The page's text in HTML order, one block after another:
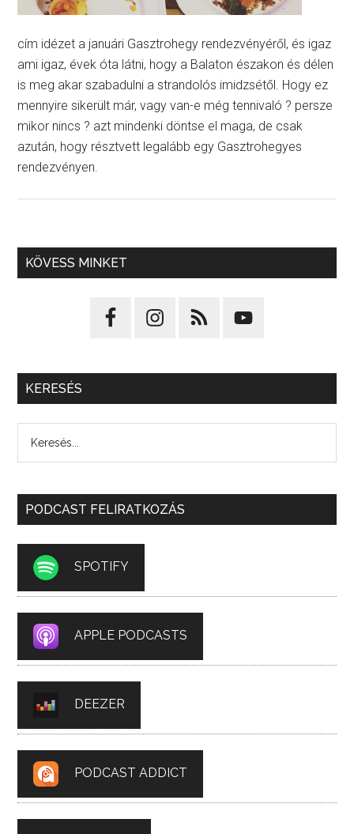
cím idézet a januári Gasztrohegy rendezvényéről, és igaz
ami igaz, évek óta látni, hogy a Balaton északon és délen
is meg akar szabadulni a strandolós imidzsétől. Hogy ez
mennyire sikerült már, vagy van-e még tennivaló ? persze
mikor nincs ? azt mindenki döntse el maga, de csak
azután, hogy résztvett legalább egy Gasztrohegyes
rendezvényen.
KÖVESS MINKET
KERESÉS
PODCAST FELIRATKOZÁS
SPOTIFY
APPLE PODCASTS
DEEZER
PODCAST ADDICT